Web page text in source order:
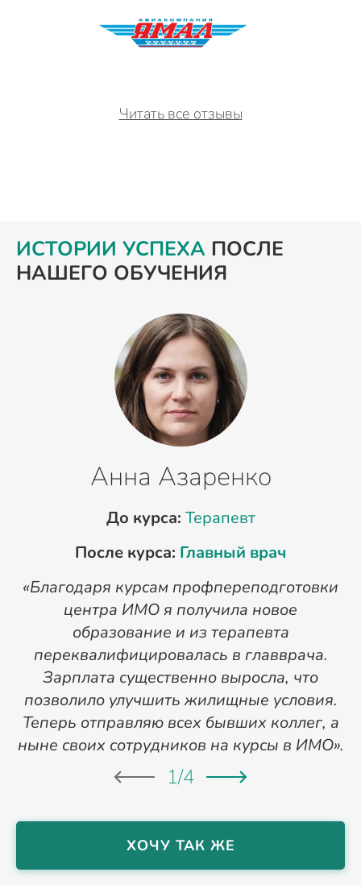
Читать все отзывы
ИСТОРИИ УСПЕХА ПОСЛЕ
НАШЕГО ОБУЧЕНИЯ
Анна Азаренко
До курса: Терапевт
После курса: Главный врач
«Благодаря курсам профпереподготовки
центра ИМО я получила новое
образование и из терапевта
переквалифицировалась в главврача.
Зарплата существенно выросла, что
позволило улучшить жилищные условия.
Теперь отправляю всех бывших коллег, а
ныне своих сотрудников на курсы в ИМО».
1/4
ХОЧУ ТАК ЖЕ